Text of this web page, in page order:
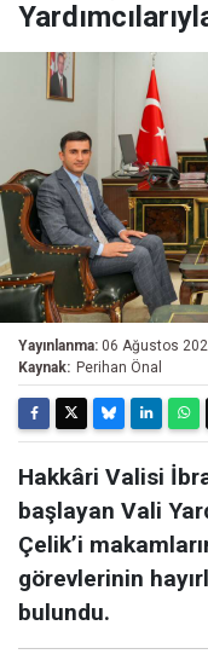
Yayınlanma: 06 Ağustos
Kaynak: Perihan Önal
Hakkâri Valisi
başlayan Vali
Çelik’i
görevlerinin
bulundu.